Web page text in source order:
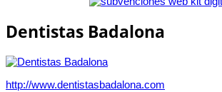
Dentistas Badalona
http://www.dentistasbadalona.com